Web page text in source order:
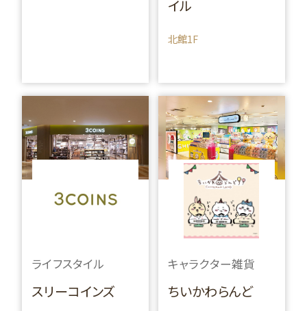
イル
北館1F
ライフスタイル
スリーコインズ
キャラクター雑貨
ちいかわらんど